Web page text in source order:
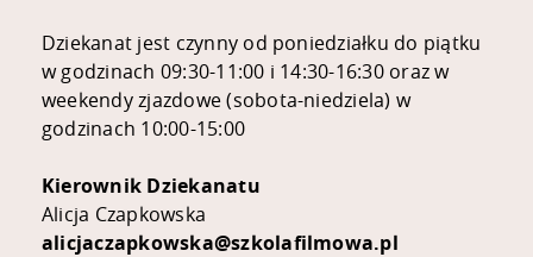
Dziekanat jest czynny od poniedziałku do piątku
w godzinach 09:30-11:00 i 14:30-16:30 oraz w
weekendy zjazdowe (sobota-niedziela) w
godzinach 10:00-15:00
Kierownik Dziekanatu
Alicja Czapkowska
alicjaczapkowska@szkolafilmowa.pl